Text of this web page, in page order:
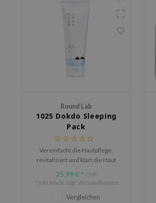
Round Lab
1025 Dokdo Sleeping
Pack
Vereinfacht die Hautpflege,
revitalisiert und klärt die Haut
CLOCK™ und einem milden
25,99 € * UVP
* Inkl. MwSt. zzgl. Versandkosten
Vergleichen